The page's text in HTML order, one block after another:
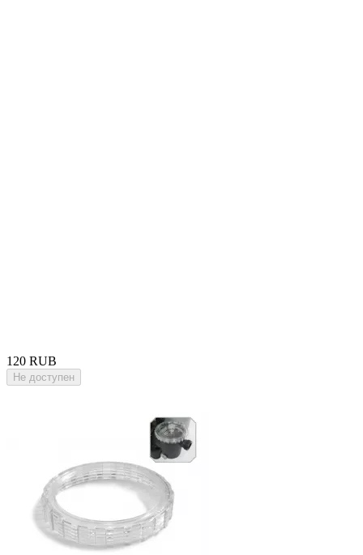
120 RUB
Не доступен